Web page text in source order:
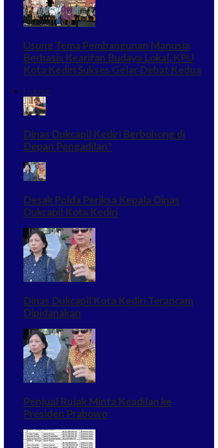
Usung Tema Pembangunan Manusia
Berbasis Kearifan Budaya Lokal, KPU
Kota Kediri Sukses Gelar Debat Kedua
Hukrim
Dinas Dukcapil Kediri Berbohong di
Depan Pengadilan?
Desak Polda Periksa Kepala Dinas
Dukcapil Kota Kediri
Dinas Dukcapil Kota Kediri Terancam
Dipidanakan
Penjual Rujak Minta Keadilan ke
Presiden Prabowo